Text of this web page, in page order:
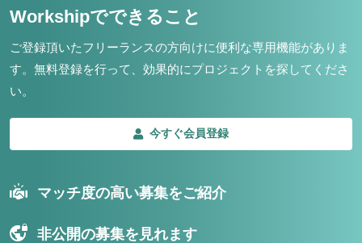
Workshipでできること
ご登録頂いたフリーランスの方向けに便利な専用機能がありま
す。 無料登録を行って、効果的にプロジェクトを探してくださ
い。
今すぐ会員登録
マッチ度の高い募集をご紹介
非公開の募集を見れます